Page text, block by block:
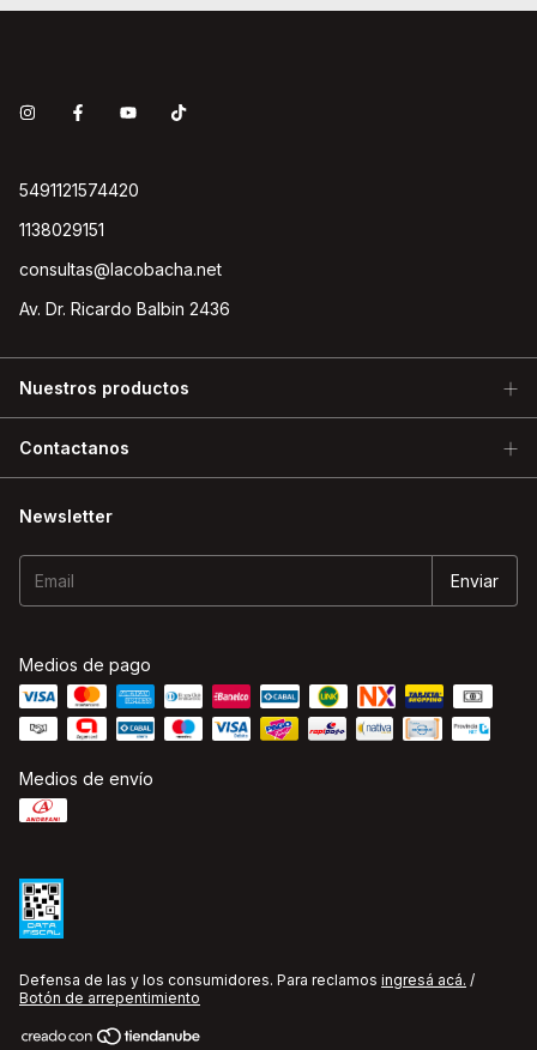
5491121574420
1138029151
consultas@lacobacha.net
Av. Dr. Ricardo Balbin 2436
Nuestros productos
Contactanos
Newsletter
Medios de pago
Medios de envío
Defensa de las y los consumidores. Para reclamos ingresá acá. /
Botón de arrepentimiento